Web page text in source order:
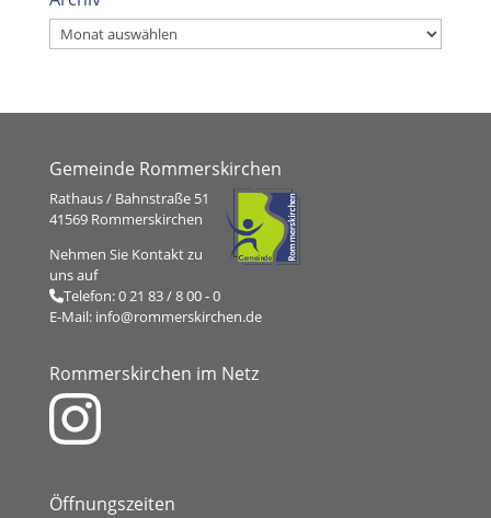
Archiv
Gemeinde Rommerskirchen
Rathaus / Bahnstraße 51
41569 Rommerskirchen
Nehmen Sie Kontakt zu
uns auf
Telefon:0 21 83 / 8 00 - 0
E-Mail: info@rommerskirchen.de
Rommerskirchen im Netz
Öffnungszeiten